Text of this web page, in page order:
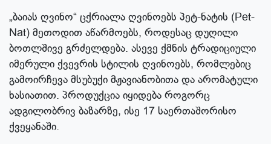
„ბაიას ღვინო“ ცქრიალა ღვინოებს პეტ-ნატის (Pet-
Nat) მეთოდით აწარმოებს, როდესაც დუღილი
ბოთლშივე გრძელდება. ასევე ქმნის ტრადიციული
იმერული ქვევრის სტილის ღვინოებს, რომლებიც
გამოირჩევა მსუბუქი მჟავიანობითა და არომატული
ხასიათით. პროდუქცია იყიდება როგორც
ადგილობრივ ბაზარზე, ისე 17 საერთაშორისო
ქვეყანაში.